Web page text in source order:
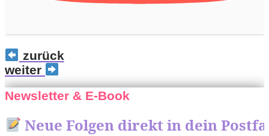
zurück
weiter
Newsletter & E-Book
Neue Folgen direkt in dein